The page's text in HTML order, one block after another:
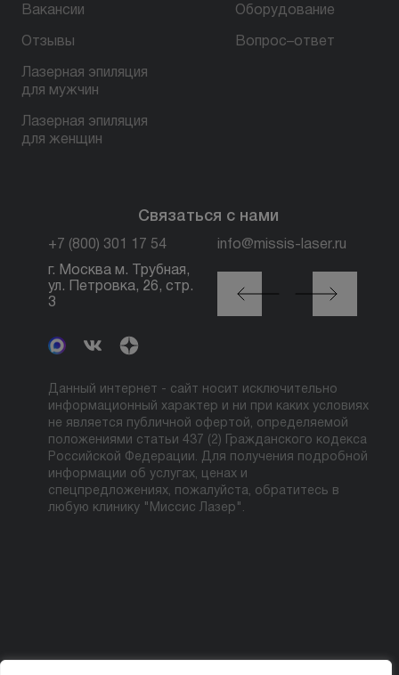
Вакансии
Отзывы
Лазерная эпиляция
для мужчин
Лазерная эпиляция
для женщин
Оборудование
Вопрос–ответ
Связаться с нами
+7 (800) 301 17 54 info@missis-laser.ru
г. Москва м. Трубная,
ул. Петровка, 26, стр.
3
г. Москва м./МЦК
Автозаводская, ул.
Сайкина, 19
Данный интернет - сайт носит исключительно
информационный характер и ни при каких условиях
не является публичной офертой, определяемой
положениями статьи 437 (2) Гражданского кодекса
Российской Федерации. Для получения подробной
информации об услугах, ценах и
спецпредложениях, пожалуйста, обратитесь в
любую клинику "Миссис Лазер".